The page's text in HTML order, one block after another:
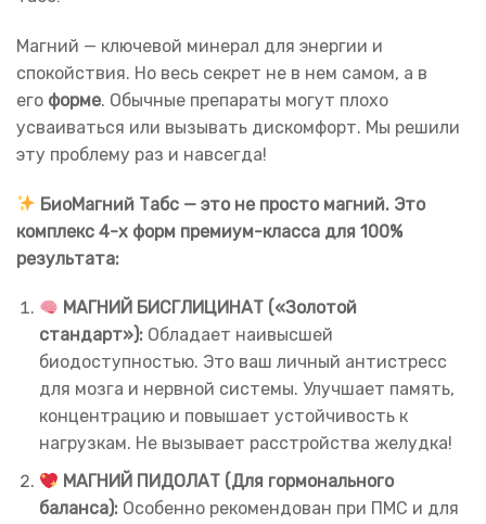
Магний — ключевой минерал для энергии и
спокойствия. Но весь секрет не в нем самом, а в
его форме. Обычные препараты могут плохо
усваиваться или вызывать дискомфорт. Мы решили
эту проблему раз и навсегда!
БиоМагний Табс — это не просто магний. Это
комплекс 4-х форм премиум-класса для 100%
результата:
МАГНИЙ БИСГЛИЦИНАТ («Золотой
стандарт»):Обладает наивысшей
биодоступностью. Это ваш личный антистресс
для мозга и нервной системы. Улучшает память,
концентрацию и повышает устойчивость к
нагрузкам. Не вызывает расстройства желудка!
МАГНИЙ ПИДОЛАТ (Для гормонального
баланса):Особенно рекомендован при ПМС и для